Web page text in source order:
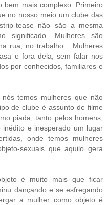
bem mais complexo. Primeiro
no nosso meio um clube das
tease não são a mesma
significado. Mulheres são
rua, no trabalho... Mulheres
e fora dela, sem falar nos
por conhecidos, familiares e
temos mulheres que não
de clube é assunto de filme
piada, tanto pelos homens,
e inesperado um lugar
onde temos mulheres
sexuais que aquilo gera
é muito mais que ficar
dançando e se esfregando
a mulher como objeto é